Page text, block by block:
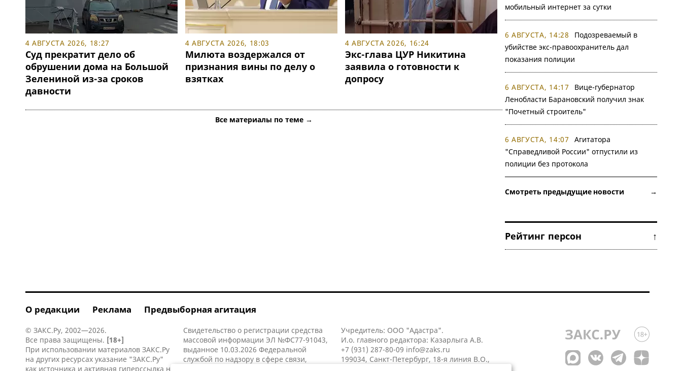
4 АВГУСТА 2026, 18:27
Суд прекратит дело об
обрушении дома на Большой
Зелениной из-за сроков
давности
4 АВГУСТА 2026, 18:03
Милюта воздержался от
признания вины по делу о
взятках
4 АВГУСТА 2026, 16:24
Экс-глава ЦУР Никитина
заявила о готовности к
допросу
Все материалы по теме →
мобильный интернет за сутки
6 АВГУСТА, 14:28
Подозреваемый в
убийстве экс-правоохранитель дал
показания полиции
6 АВГУСТА, 14:17
Вице-губернатор
Ленобласти Барановский получил знак
"Почетный строитель"
6 АВГУСТА, 14:07
Агитатора
"Справедливой России" отпустили из
полиции без протокола
Смотреть предыдущие новости →
Рейтинг персон ↑
О редакции Реклама Предвыборная агитация
© ЗАКС.Ру, 2002—2026.
Все права защищены. [18+]
При использовании материалов ЗАКС.Ру
на других ресурсах указание "ЗАКС.Ру"
как источника и активная гиперссылка на
Свидетельство о регистрации средства
массовой информации ЭЛ №ФС77-91043,
выданное 10.03.2026 Федеральной
службой по надзору в сфере связи,
Учредитель: ООО "Адастра".
И.о. главного редактора: Казарлыга А.В.
+7 (931) 287-80-09 info@zaks.ru
199034, Санкт-Петербург, 18-я линия В.О.,